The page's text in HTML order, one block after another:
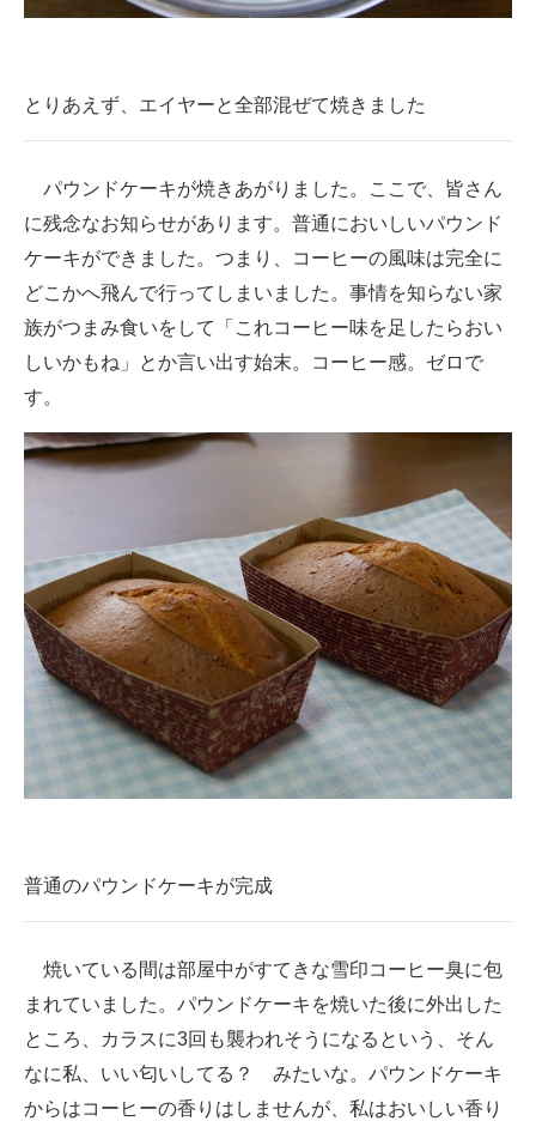
とりあえず、エイヤーと全部混ぜて焼きました
パウンドケーキが焼きあがりました。ここで、皆さん
に残念なお知らせがあります。普通においしいパウンド
ケーキができました。つまり、コーヒーの風味は完全に
どこかへ飛んで行ってしまいました。事情を知らない家
族がつまみ食いをして「これコーヒー味を足したらおい
しいかもね」とか言い出す始末。コーヒー感。ゼロで
す。
普通のパウンドケーキが完成
焼いている間は部屋中がすてきな雪印コーヒー臭に包
まれていました。パウンドケーキを焼いた後に外出した
ところ、カラスに3回も襲われそうになるという、そん
なに私、いい匂いしてる？ みたいな。パウンドケーキ
からはコーヒーの香りはしませんが、私はおいしい香り